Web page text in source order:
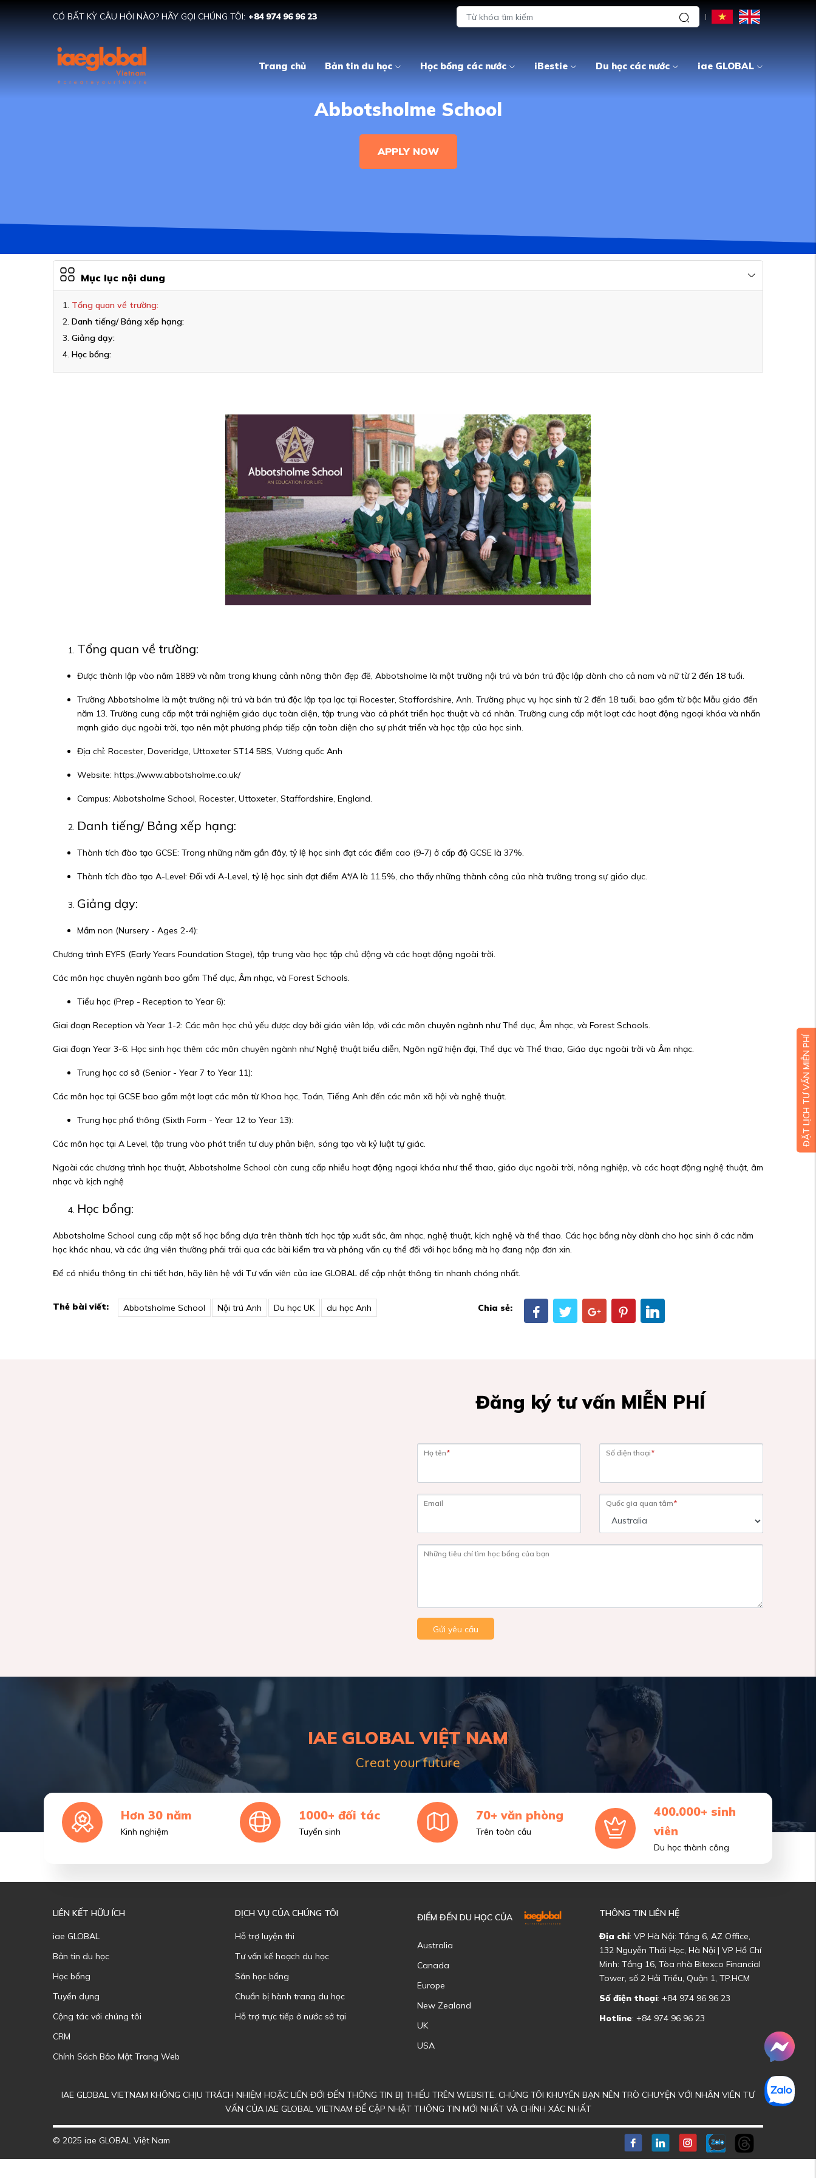
CÓ BẤT KỲ CÂU HỎI NÀO? HÃY GỌI CHÚNG TÔI: +84 974 96 96 23
Trang chủ Bản tin du học Học bổng các nước iBestie Du học các nước iae GLOBAL
Abbotsholme School
APPLY NOW
Mục lục nội dung
Tổng quan về trường:
Danh tiếng/ Bảng xếp hạng:
Giảng dạy:
Học bổng:
Tổng quan về trường:
Được thành lập vào năm 1889 và nằm trong khung cảnh nông thôn đẹp đẽ, Abbotsholme là một trường nội trú và bán trú độc lập dành cho cả nam và nữ từ 2 đến 18 tuổi.
Trường Abbotsholme là một trường nội trú và bán trú độc lập tọa lạc tại Rocester, Staffordshire, Anh. Trường phục vụ học sinh từ 2 đến 18 tuổi, bao gồm từ bậc Mẫu giáo đến
năm 13. Trường cung cấp một trải nghiệm giáo dục toàn diện, tập trung vào cả phát triển học thuật và cá nhân. Trường cung cấp một loạt các hoạt động ngoại khóa và nhấn
mạnh giáo dục ngoài trời, tạo nên một phương pháp tiếp cận toàn diện cho sự phát triển và học tập của học sinh.
Địa chỉ: Rocester, Doveridge, Uttoxeter ST14 5BS, Vương quốc Anh
Website: https://www.abbotsholme.co.uk/
Campus: Abbotsholme School, Rocester, Uttoxeter, Staffordshire, England.
Danh tiếng/ Bảng xếp hạng:
Thành tích đào tạo GCSE: Trong những năm gần đây, tỷ lệ học sinh đạt các điểm cao (9-7) ở cấp độ GCSE là 37%.
Thành tích đào tạo A-Level: Đối với A-Level, tỷ lệ học sinh đạt điểm A*/A là 11.5%, cho thấy những thành công của nhà trường trong sự giáo dục.
Giảng dạy:
Mầm non (Nursery - Ages 2-4):
Chương trình EYFS (Early Years Foundation Stage), tập trung vào học tập chủ động và các hoạt động ngoài trời.
Các môn học chuyên ngành bao gồm Thể dục, Âm nhạc, và Forest Schools.
Tiểu học (Prep - Reception to Year 6):
Giai đoạn Reception và Year 1-2: Các môn học chủ yếu được dạy bởi giáo viên lớp, với các môn chuyên ngành như Thể dục, Âm nhạc, và Forest Schools.
Giai đoạn Year 3-6: Học sinh học thêm các môn chuyên ngành như Nghệ thuật biểu diễn, Ngôn ngữ hiện đại, Thể dục và Thể thao, Giáo dục ngoài trời và Âm nhạc.
Trung học cơ sở (Senior - Year 7 to Year 11):
Các môn học tại GCSE bao gồm một loạt các môn từ Khoa học, Toán, Tiếng Anh đến các môn xã hội và nghệ thuật.
Trung học phổ thông (Sixth Form - Year 12 to Year 13):
Các môn học tại A Level, tập trung vào phát triển tư duy phản biện, sáng tạo và kỷ luật tự giác.
Ngoài các chương trình học thuật, Abbotsholme School còn cung cấp nhiều hoạt động ngoại khóa như thể thao, giáo dục ngoài trời, nông nghiệp, và các hoạt động nghệ thuật, âm
nhạc và kịch nghệ​
Học bổng:
Abbotsholme School cung cấp một số học bổng dựa trên thành tích học tập xuất sắc, âm nhạc, nghệ thuật, kịch nghệ và thể thao. Các học bổng này dành cho học sinh ở các năm
học khác nhau, và các ứng viên thường phải trải qua các bài kiểm tra và phỏng vấn cụ thể đối với học bổng mà họ đang nộp đơn xin.
Để có nhiều thông tin chi tiết hơn, hãy liên hệ với Tư vấn viên của iae GLOBAL để cập nhật thông tin nhanh chóng nhất.
Thẻ bài viết: Abbotsholme School Nội trú Anh Du học UK du học Anh Chia sẻ:
Đăng ký tư vấn MIỄN PHÍ
Họ tên* Số điện thoại*
Email Quốc gia quan tâm*
Những tiêu chí tìm học bổng của bạn
Gửi yêu cầu
IAE GLOBAL VIỆT NAM
Creat your future
Hơn 30 năm
Kinh nghiệm
1000+ đối tác
Tuyển sinh
70+ văn phòng
Trên toàn cầu
400.000+ sinh
viên
Du học thành công
LIÊN KẾT HỮU ÍCH
iae GLOBAL
Bản tin du học
Học bổng
Tuyển dụng
Cộng tác với chúng tôi
CRM
Chính Sách Bảo Mật Trang Web
DỊCH VỤ CỦA CHÚNG TÔI
Hỗ trợ luyện thi
Tư vấn kế hoạch du học
Săn học bổng
Chuẩn bị hành trang du học
Hỗ trợ trực tiếp ở nước sở tại
ĐIỂM ĐẾN DU HỌC CỦA
Australia
Canada
Europe
New Zealand
UK
USA
THÔNG TIN LIÊN HỆ
Địa chỉ: VP Hà Nội: Tầng 6, AZ Office,
132 Nguyễn Thái Học, Hà Nội | VP Hồ Chí
Minh: Tầng 16, Tòa nhà Bitexco Financial
Tower, số 2 Hải Triều, Quận 1, TP.HCM
Số điện thoại: +84 974 96 96 23
Hotline: +84 974 96 96 23
IAE GLOBAL VIETNAM KHÔNG CHỊU TRÁCH NHIỆM HOẶC LIÊN ĐỚI ĐẾN THÔNG TIN BỊ THIẾU TRÊN WEBSITE. CHÚNG TÔI KHUYÊN BẠN NÊN TRÒ CHUYỆN VỚI NHÂN VIÊN TƯ
VẤN CỦA IAE GLOBAL VIETNAM ĐỂ CẬP NHẬT THÔNG TIN MỚI NHẤT VÀ CHÍNH XÁC NHẤT
© 2025 iae GLOBAL Việt Nam
ĐẶT LỊCH TƯ VẤN MIỄN PHÍ